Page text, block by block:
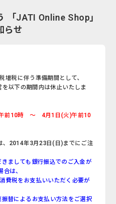
「JATI Online Shop」
らせ
税に伴う準備期間として、
以下の期間内は休止いたしま
前10時 ～ 4月1日(火)午前10
、2014年3月23日(日)までにご注
ましても銀行振込でのご入金が
は、
費税をお支払いいただく必要が
替によるお支払い方法をご選択